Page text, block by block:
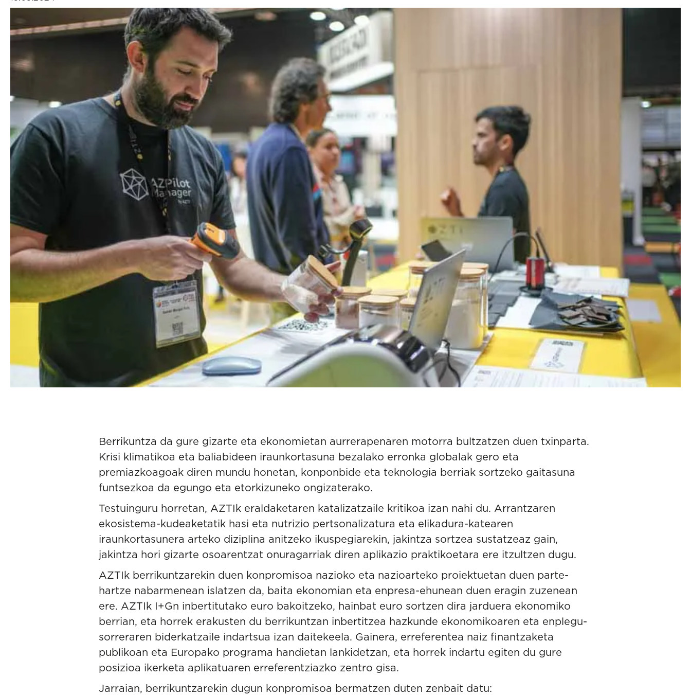
Berrikuntza da gure gizarte eta ekonomietan aurrerapenaren motorra bultzatzen duen txinparta.
Krisi klimatikoa eta baliabideen iraunkortasuna bezalako erronka globalak gero eta
premiazkoagoak diren mundu honetan, konponbide eta teknologia berriak sortzeko gaitasuna
funtsezkoa da egungo eta etorkizuneko ongizaterako.
Testuinguru horretan, AZTIk eraldaketaren katalizatzaile kritikoa izan nahi du. Arrantzaren
ekosistema-kudeaketatik hasi eta nutrizio pertsonalizatura eta elikadura-katearen
iraunkortasunera arteko diziplina anitzeko ikuspegiarekin, jakintza sortzea sustatzeaz gain,
jakintza hori gizarte osoarentzat onuragarriak diren aplikazio praktikoetara ere itzultzen dugu.
AZTIk berrikuntzarekin duen konpromisoa nazioko eta nazioarteko proiektuetan duen parte-
hartze nabarmenean islatzen da, baita ekonomian eta enpresa-ehunean duen eragin zuzenean
ere. AZTIk I+Gn inbertitutako euro bakoitzeko, hainbat euro sortzen dira jarduera ekonomiko
berrian, eta horrek erakusten du berrikuntzan inbertitzea hazkunde ekonomikoaren eta enplegu-
sorreraren biderkatzaile indartsua izan daitekeela. Gainera, erreferentea naiz finantzaketa
publikoan eta Europako programa handietan lankidetzan, eta horrek indartu egiten du gure
posizioa ikerketa aplikatuaren erreferentziazko zentro gisa.
Jarraian, berrikuntzarekin dugun konpromisoa bermatzen duten zenbait datu: